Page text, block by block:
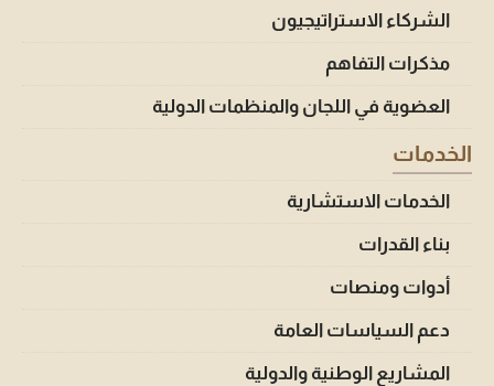
الشركاء الاستراتيجيون
مذكرات التفاهم
العضوية في اللجان والمنظمات الدولية
الخدمات
الخدمات الاستشارية
بناء القدرات
أدوات ومنصات
دعم السياسات العامة
المشاريع الوطنية والدولية